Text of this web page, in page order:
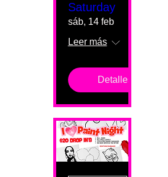
Saturday
sáb, 14 feb
Leer más
Detalles